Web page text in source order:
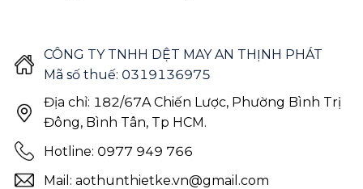
Hotline: 0977 949 766
Mail: aothunthietke.vn@gmail.com
Địa chỉ: 182/67A Chiến Lược, Phường Bình Trị
Đông, Bình Tân, Tp HCM.
CÔNG TY TNHH DỆT MAY AN THỊNH PHÁT
Mã số thuế: 0319136975